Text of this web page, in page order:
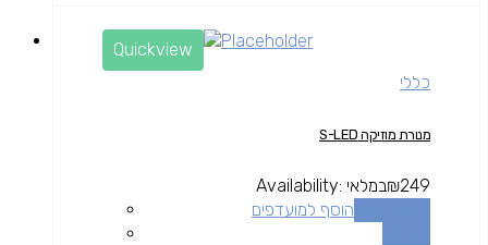
Quickview
כללי
מנורת מוזיקה S-LED
₪249
Availability: במלאי
הוסף למועדפים